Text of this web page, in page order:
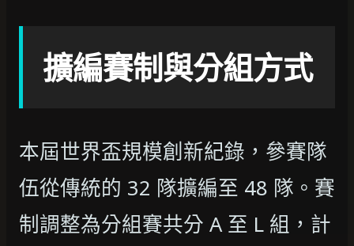
擴編賽制與分組方式
本屆世界盃規模創新紀錄，參賽隊
伍從傳統的 32 隊擴編至 48 隊。賽
制調整為分組賽共分 A 至 L 組，計